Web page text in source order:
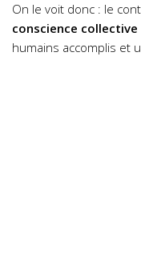
On le voit donc : le
conscience
humains accomplis et